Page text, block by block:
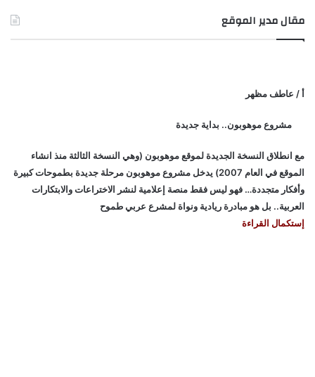
مقال مدير الموقع
أ / عاطف مظهر
مشروع موهوبون.. بداية جديدة
مع انطلاق النسخة الجديدة لموقع موهوبون (وهي النسخة الثالثة منذ انشاء
الموقع في العام 2007) يدخل مشروع موهوبون مرحلة جديدة بطموحات كبيرة
وأفكار متجددة… فهو ليس فقط منصة إعلامية لنشر الاختراعات والابتكارات
العربية.. بل هو مبادرة ريادية ونواة لمشرع عربي طموح
إستكمال القراءة